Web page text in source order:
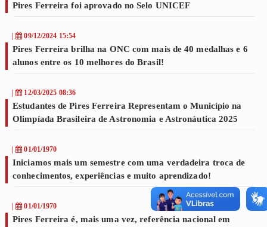
Pires Ferreira foi aprovado no Selo UNICEF
| 09/12/2024 15:54
Pires Ferreira brilha na ONC com mais de 40 medalhas e 6
alunos entre os 10 melhores do Brasil!
| 12/03/2025 08:36
Estudantes de Pires Ferreira Representam o Município na
Olimpíada Brasileira de Astronomia e Astronáutica 2025
| 01/01/1970
Iniciamos mais um semestre com uma verdadeira troca de
conhecimentos, experiências e muito aprendizado!
| 01/01/1970
Pires Ferreira é, mais uma vez, referência nacional em